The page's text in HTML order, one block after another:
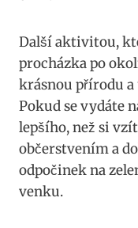
Další aktivitou,
procházka po
krásnou přírodu
Pokud se vydáte
lepšího, než si
občerstvením a
odpočinek na
venku.